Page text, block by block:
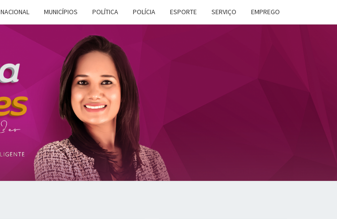
NACIONAL MUNICÍPIOS POLÍTICA POLÍCIA ESPORTE SERVIÇO EMPREGO
DALVANA
MENDES
Espaço De
Conteúdo E
Inteligente